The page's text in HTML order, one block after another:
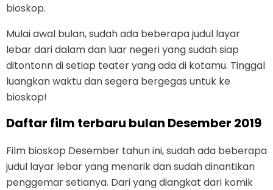
bioskop.
Mulai awal bulan, sudah ada beberapa judul layar
lebar dari dalam dan luar negeri yang sudah siap
ditontonn di setiap teater yang ada di kotamu. Tinggal
luangkan waktu dan segera bergegas untuk ke
bioskop!
Daftar film terbaru bulan Desember 2019
Film bioskop Desember tahun ini, sudah ada beberapa
judul layar lebar yang menarik dan sudah dinantikan
penggemar setianya. Dari yang diangkat dari komik